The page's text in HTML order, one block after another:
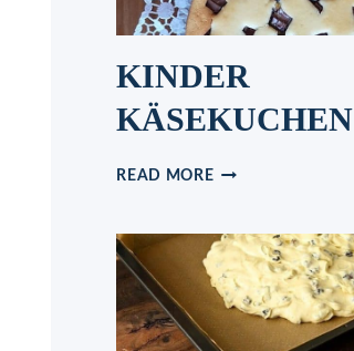
KINDER
KÄSEKUCHEN
READ MOREKINDER